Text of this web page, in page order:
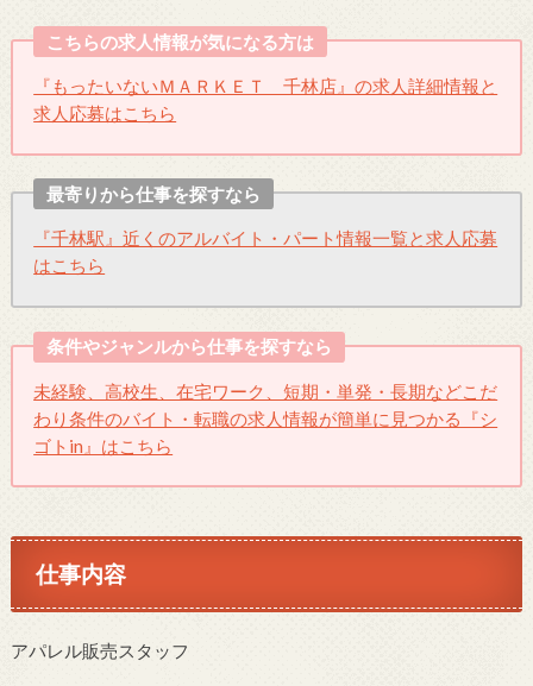
こちらの求人情報が気になる方は
『もったいないＭＡＲＫＥＴ 千林店』の求人詳細情報と
求人応募はこちら
最寄りから仕事を探すなら
『千林駅』近くのアルバイト・パート情報一覧と求人応募
はこちら
条件やジャンルから仕事を探すなら
未経験、高校生、在宅ワーク、短期・単発・長期などこだ
わり条件のバイト・転職の求人情報が簡単に見つかる『シ
ゴトin』はこちら
仕事内容
アパレル販売スタッフ